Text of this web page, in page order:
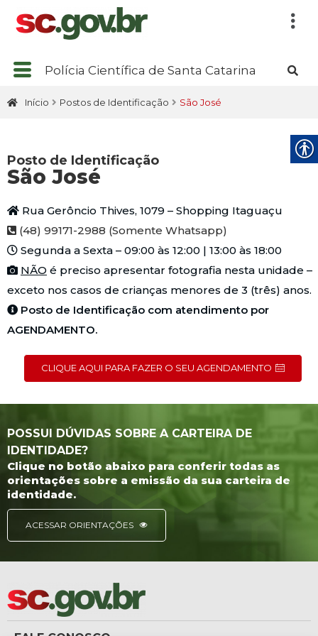
Polícia Científica de Santa Catarina
Início Postos de Identificação São José
Posto de Identificação
São José
Rua Gerôncio Thives, 1079 – Shopping Itaguaçu
(48) 99171-2988 (Somente Whatsapp)
Segunda a Sexta – 09:00 às 12:00 | 13:00 às 18:00
NÃO é preciso apresentar fotografia nesta unidade –
exceto nos casos de crianças menores de 3 (três) anos.
Posto de Identificação com atendimento por
AGENDAMENTO.
CLIQUE AQUI PARA FAZER O SEU AGENDAMENTO
POSSUI DÚVIDAS SOBRE A CARTEIRA DE
IDENTIDADE?
Clique no botão abaixo para conferir todas as
orientações sobre a emissão da sua carteira de
identidade.
ACESSAR ORIENTAÇÕES